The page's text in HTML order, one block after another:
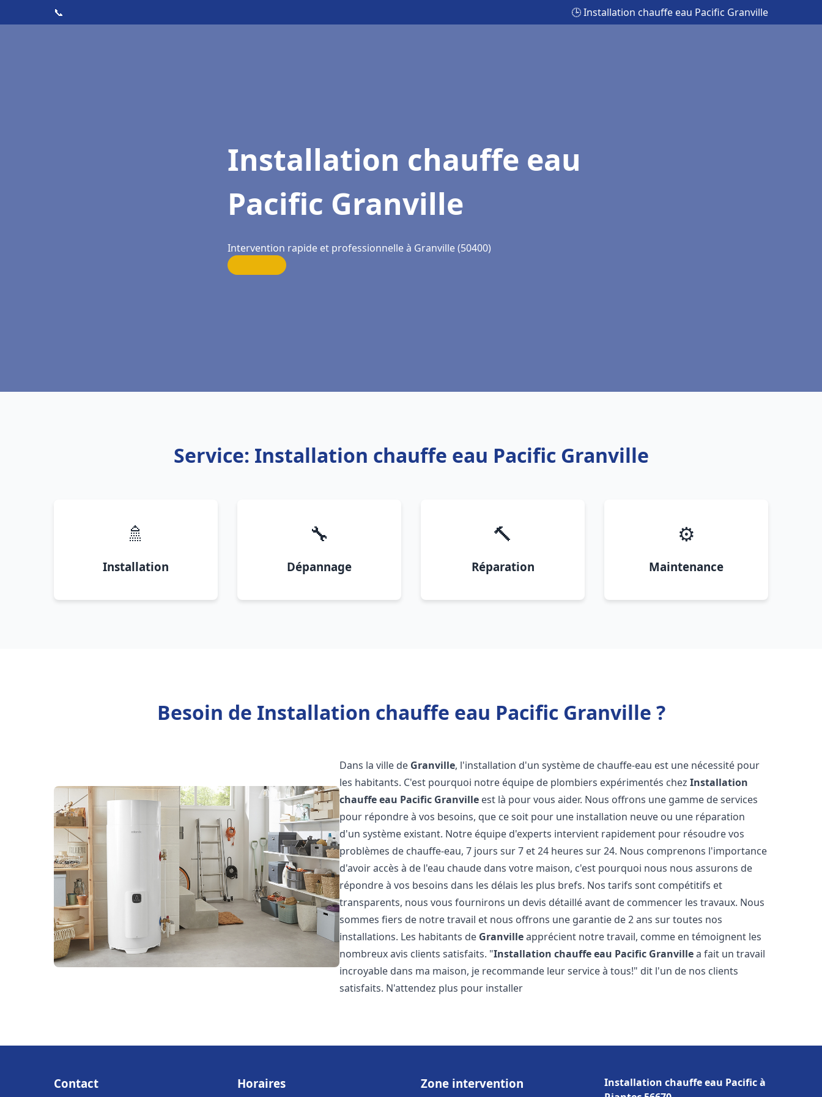
📞 🕒 Installation chauffe eau Pacific Granville
Installation chauffe eau
Pacific Granville
Intervention rapide et professionnelle à Granville (50400)
Service: Installation chauffe eau Pacific Granville
🚿
Installation
🔧
Dépannage
🔨
Réparation
⚙️
Maintenance
Besoin de Installation chauffe eau Pacific Granville ?
Dans la ville de Granville, l'installation d'un système de chauffe-eau est une nécessité pour
les habitants. C'est pourquoi notre équipe de plombiers expérimentés chezInstallation
chauffe eau Pacific Granville est là pour vous aider. Nous offrons une gamme de services
pour répondre à vos besoins, que ce soit pour une installation neuve ou une réparation
d'un système existant. Notre équipe d'experts intervient rapidement pour résoudre vos
problèmes de chauffe-eau, 7 jours sur 7 et 24 heures sur 24. Nous comprenons l'importance
d'avoir accès à de l'eau chaude dans votre maison, c'est pourquoi nous nous assurons de
répondre à vos besoins dans les délais les plus brefs. Nos tarifs sont compétitifs et
transparents, nous vous fournirons un devis détaillé avant de commencer les travaux. Nous
sommes fiers de notre travail et nous offrons une garantie de 2 ans sur toutes nos
installations. Les habitants de Granvilleapprécient notre travail, comme en témoignent les
nombreux avis clients satisfaits. "Installation chauffe eau Pacific Granvillea fait un travail
incroyable dans ma maison, je recommande leur service à tous!" dit l'un de nos clients
satisfaits. N'attendez plus pour installer
Contact Horaires Zone intervention
Installation chauffe eau Pacific à